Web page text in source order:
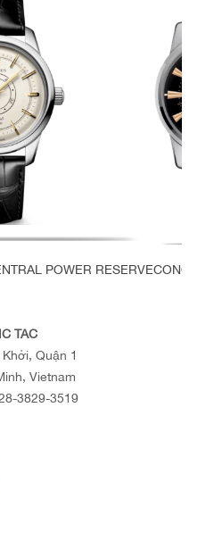
POWER RESERVE
TAC
Quận 1
Vietnam
3829-3519